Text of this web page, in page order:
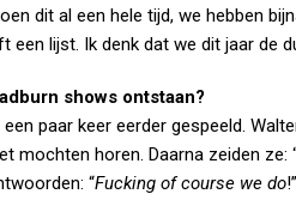
dit al een hele tijd, we hebben
een lijst. Ik denk dat we dit jaar de
shows ontstaan?
paar keer eerder gespeeld.
mochten horen. Daarna zeiden ze:
“Fucking of course we do